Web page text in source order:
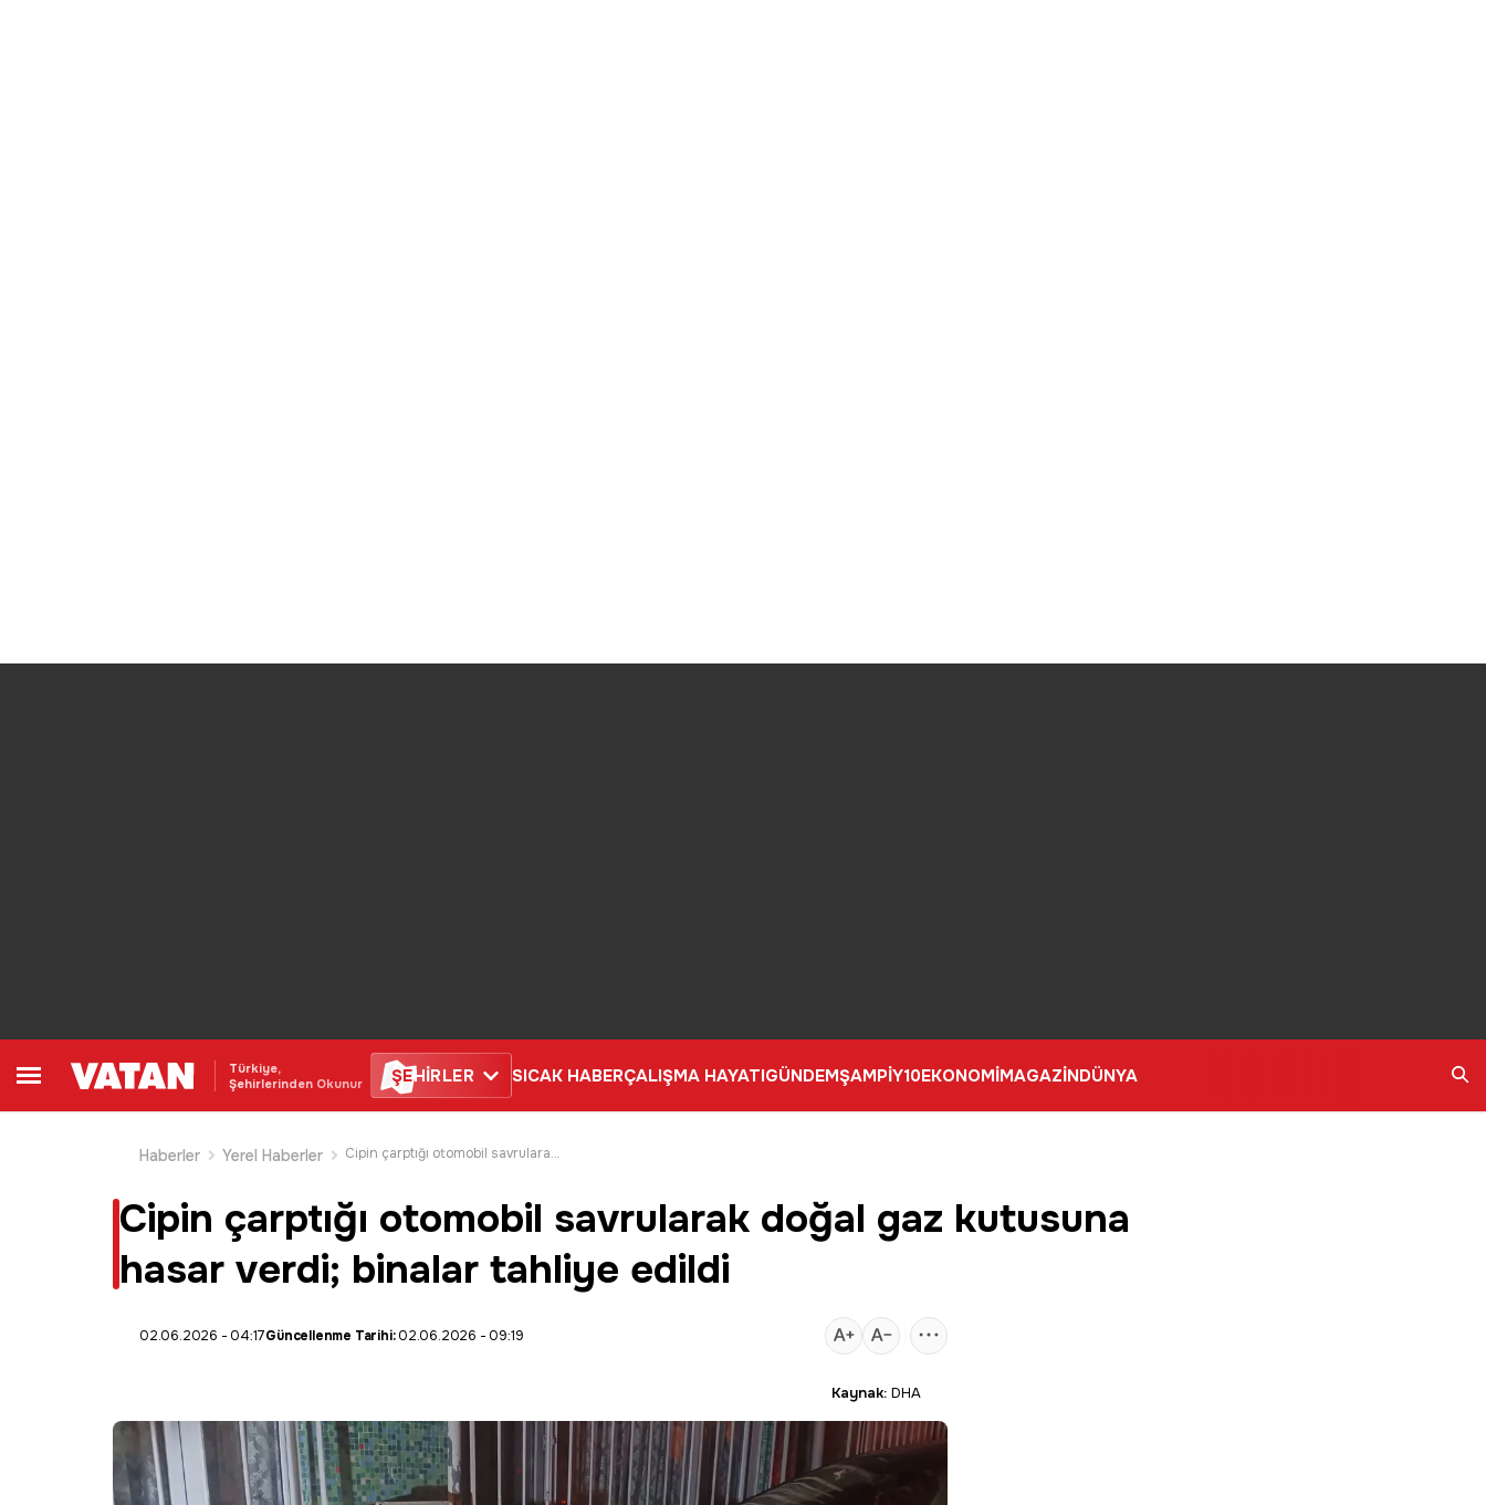
Türkiye,
Şehirlerinden Okunur
ŞEHİRLER SICAK HABERÇALIŞMA HAYATIGÜNDEMŞAMPİY10EKONOMİMAGAZİNDÜNYA
Haberler
Yerel Haberler Cipin çarptığı otomobil savrularak doğal gaz kutusuna hasar verdi; binalar tahliye edildi
Cipin çarptığı otomobil savrularak doğal gaz kutusuna
hasar verdi; binalar tahliye edildi
02.06.2026 - 04:17Güncellenme Tarihi:02.06.2026 - 09:19
Kaynak: DHA